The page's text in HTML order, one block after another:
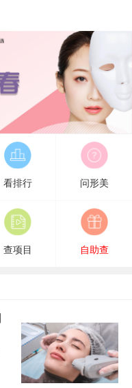
看排行 问形美
查项目 自助查